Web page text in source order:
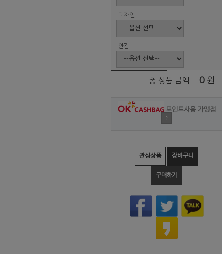
디자인
안감
총 상품 금액 0 원
포인트사용 가맹점
?
관심상품 장바구니
구매하기